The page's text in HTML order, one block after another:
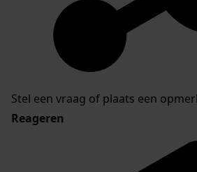
Stel een vraag of plaats een
Reageren